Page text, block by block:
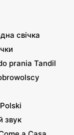
свічка
prania Tandil
звук